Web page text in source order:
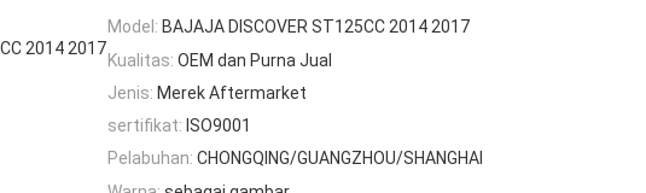
2014 2017
Model: BAJAJA DISCOVER ST125CC 2014 2017
Kualitas: OEM dan Purna Jual
Jenis: Merek Aftermarket
sertifikat: ISO9001
Pelabuhan: CHONGQING/GUANGZHOU/SHANGHAI